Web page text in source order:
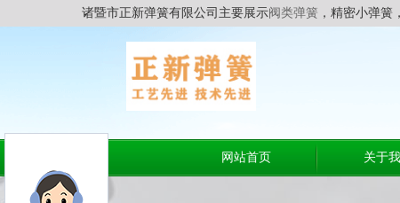
诸暨市正新弹簧有限公司主要展示阀类弹簧 ，精密小弹簧
网站首页 关于